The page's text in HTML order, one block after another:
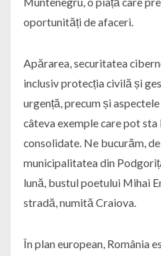
oportunități de afaceri.
Apărarea, securitatea
inclusiv protecția civilă și
urgență, precum și
câteva exemple care pot
consolidate. Ne bucurăm, de
municipalitatea din
lună, bustul poetului Mihai
stradă, numită Craiova.
În plan european, România